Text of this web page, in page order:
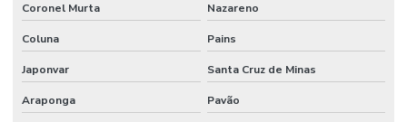
Coronel Murta Nazareno
Coluna Pains
Japonvar Santa Cruz de Minas
Araponga Pavão